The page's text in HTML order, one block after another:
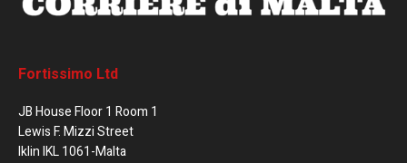
Fortissimo Ltd
JB House Floor 1 Room 1
Lewis F. Mizzi Street
Iklin IKL 1061-Malta